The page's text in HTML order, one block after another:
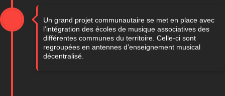
Un grand projet communautaire se met en place avec
l’intégration des écoles de musique associatives des
différentes communes du territoire. Celle-ci sont
regroupées en antennes d’enseignement musical
décentralisé.